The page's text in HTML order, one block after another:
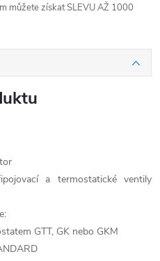
můžete získat SLEVU AŽ 1000
a termostatické ventily
GTT, GK nebo GKM